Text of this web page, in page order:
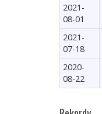
2021-
08-01
2021-
07-18
2020-
08-22